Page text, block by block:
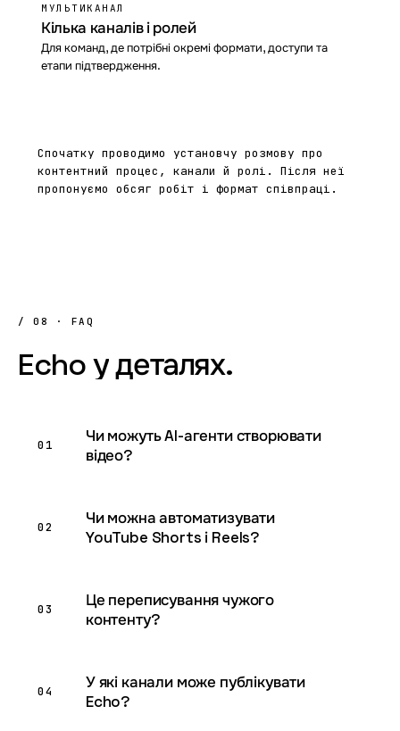
МУЛЬТИКАНАЛ
Кілька каналів і ролей
Для команд, де потрібні окремі формати, доступи та
етапи підтвердження.
Спочатку проводимо установчу розмову про
контентний процес, канали й ролі. Після неї
пропонуємо обсяг робіт і формат співпраці.
/ 08 · FAQ
Echoудеталях.
01
Чи можуть AI-агенти створювати
відео?
02
Чи можна автоматизувати
YouTube Shorts і Reels?
03
Це переписування чужого
контенту?
04
У які канали може публікувати
Echo?